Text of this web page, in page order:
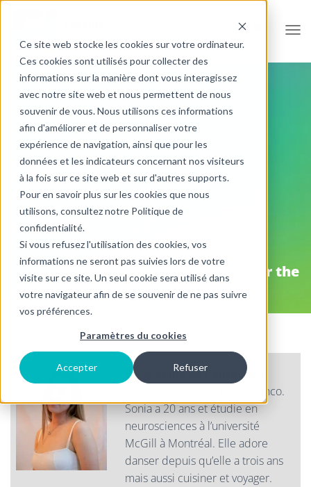
Ce site web stocke les cookies sur votre ordinateur.
Ces cookies sont utilisés pour collecter des
informations sur la manière dont vous interagissez
avec notre site web et nous permettent de nous
souvenir de vous. Nous utilisons ces informations
afin d'améliorer et de personnaliser votre
expérience de navigation, ainsi que pour les
données et les indicateurs concernant nos visiteurs
à la fois sur ce site web et sur d'autres supports.
Pour en savoir plus sur les cookies que nous
utilisons, consultez notre Politique de
confidentialité.
Si vous refusez l'utilisation des cookies, vos
informations ne seront pas suivies lors de votre
visite sur ce site. Un seul cookie sera utilisé dans
votre navigateur afin de se souvenir de ne pas suivre
vos préférences.
Paramètres du cookies
Accepter Refuser
LA COVID-19 ET SON
IMPACT SUR
L’ENVIRONNEMENT
Publié le 13 août, 2020 par French for the
Future
Biographie de l'auteure :
Article écrit par Sonia Boscenco.
Sonia a 20 ans et étudie en
neurosciences à l’université
McGill à Montréal. Elle adore
danser depuis qu’elle a trois ans
mais aussi cuisiner et voyager.